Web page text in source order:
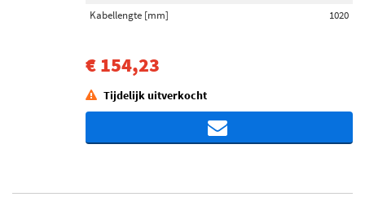
Kabellengte [mm]
1020
€ 154,23
Tijdelijk uitverkocht